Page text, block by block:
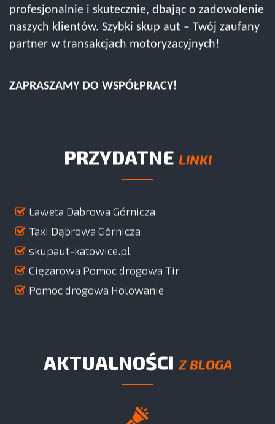
profesjonalnie i skutecznie, dbając o zadowolenie
naszych klientów. Szybki skup aut – Twój zaufany
partner w transakcjach motoryzacyjnych!
ZAPRASZAMY DO WSPÓŁPRACY!
PRZYDATNE LINKI
Laweta Dabrowa Górnicza
Taxi Dąbrowa Górnicza
skupaut-katowice.pl
Ciężarowa Pomoc drogowa Tir
Pomoc drogowa Holowanie
AKTUALNOŚCI Z BLOGA